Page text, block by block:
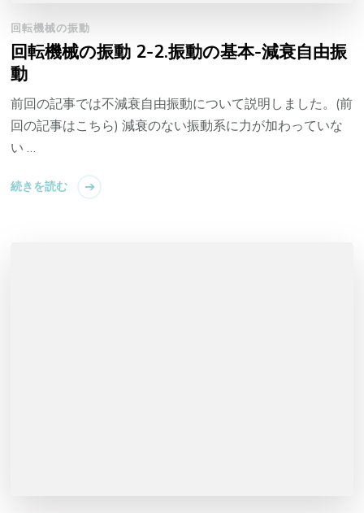
回転機械の振動
回転機械の振動 2-2.振動の基本-減衰自由振
動
前回の記事では不減衰自由振動について説明しました。(前
回の記事はこちら) 減衰のない振動系に力が加わっていな
い …
続きを読む